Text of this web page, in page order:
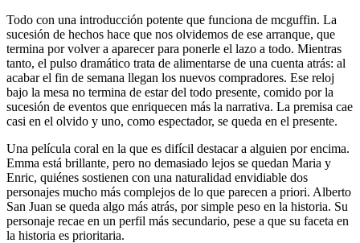
Todo con una introducción potente que funciona de mcguffin. La
sucesión de hechos hace que nos olvidemos de ese arranque, que
termina por volver a aparecer para ponerle el lazo a todo. Mientras
tanto, el pulso dramático trata de alimentarse de una cuenta atrás: al
acabar el fin de semana llegan los nuevos compradores. Ese reloj
bajo la mesa no termina de estar del todo presente, comido por la
sucesión de eventos que enriquecen más la narrativa. La premisa cae
casi en el olvido y uno, como espectador, se queda en el presente.
Una película coral en la que es difícil destacar a alguien por encima.
Emma está brillante, pero no demasiado lejos se quedan Maria y
Enric, quiénes sostienen con una naturalidad envidiable dos
personajes mucho más complejos de lo que parecen a priori. Alberto
San Juan se queda algo más atrás, por simple peso en la historia. Su
personaje recae en un perfil más secundario, pese a que su faceta en
la historia es prioritaria.